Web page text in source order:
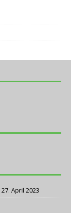
27. April 2023